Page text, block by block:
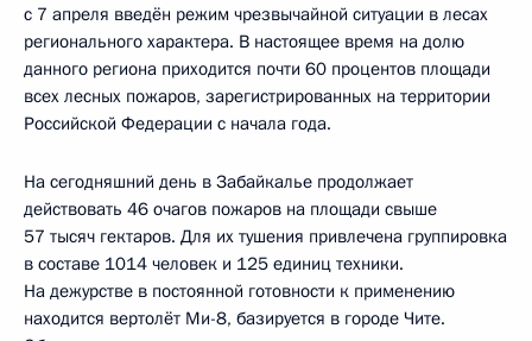
с 7 апреля введён режим чрезвычайной ситуации в лесах
регионального характера. В настоящее время на долю
данного региона приходится почти 60 процентов площади
всех лесных пожаров, зарегистрированных на территории
Российской Федерации с начала года.
На сегодняшний день в Забайкалье продолжает
действовать 46 очагов пожаров на площади свыше
57 тысяч гектаров. Для их тушения привлечена группировка
в составе 1014 человек и 125 единиц техники.
На дежурстве в постоянной готовности к применению
находится вертолёт Ми-8, базируется в городе Чите.